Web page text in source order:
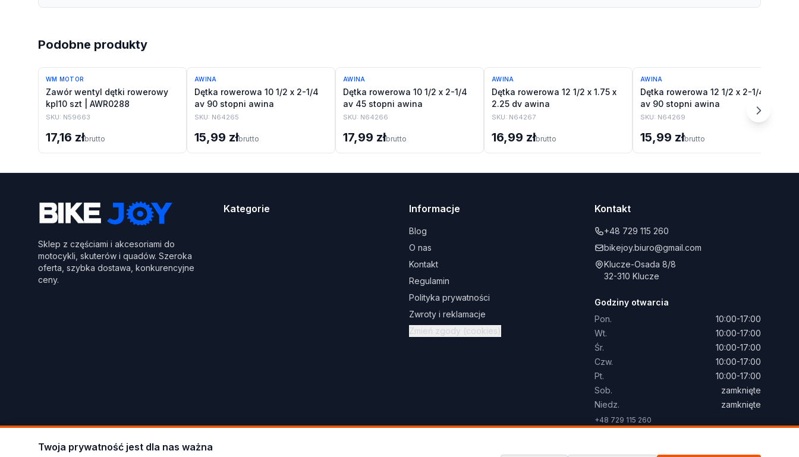
Podobne produkty
WM MOTOR
Zawór wentyl dętki rowerowy
kpl10 szt | AWR0288
SKU: N59663
17,16 złbrutto
AWINA
Dętka rowerowa 10 1/2 x 2-1/4
av 90 stopni awina
SKU: N64265
15,99 złbrutto
AWINA
Dętka rowerowa 10 1/2 x 2-1/4
av 45 stopni awina
SKU: N64266
17,99 złbrutto
AWINA
Dętka rowerowa 12 1/2 x 1.75 x
2.25 dv awina
SKU: N64267
16,99 złbrutto
AWINA
Dętka rowerowa 12 1/2 x 2-1/4
av 90 stopni awina
SKU: N64269
15,99 złbrutto
Sklep z częściami i akcesoriami do
motocykli, skuterów i quadów. Szeroka
oferta, szybka dostawa, konkurencyjne
ceny.
Kategorie Informacje
Blog
O nas
Kontakt
Regulamin
Polityka prywatności
Zwroty i reklamacje
Zmień zgody (cookies)
Kontakt
+48 729 115 260
bikejoy.biuro@gmail.com
Klucze-Osada 8/8
32-310 Klucze
Godziny otwarcia
Pon.
10:00-17:00
Wt.
10:00-17:00
Śr.
10:00-17:00
Czw.
10:00-17:00
Pt.
10:00-17:00
Sob.
zamknięte
Niedz.
zamknięte
+48 729 115 260
Twoja prywatność jest dla nas ważna